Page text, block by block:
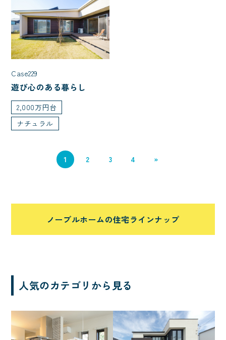
Case229
遊び心のある暮らし
2,000万円台
ナチュラル
1 2 3 4 »
ノーブルホームの住宅ラインナップ
人気のカテゴリから見る
L型キッチン
ファミリークローク
自然素材
アイランドキッチン
アウトドア・レジャー
趣味と暮らす
二の字キッチン
オリジナルフロア
サーフィン
吹き抜けのある家
シャワールーム
子育て
ただいま動線
家事がしやすい
ニッチ
対面キッチン